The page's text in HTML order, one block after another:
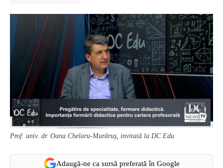
Prof. univ. dr. Oana Chelaru-Murăruș, invitată la DC Edu
Adaugă-ne ca sursă preferată în Google